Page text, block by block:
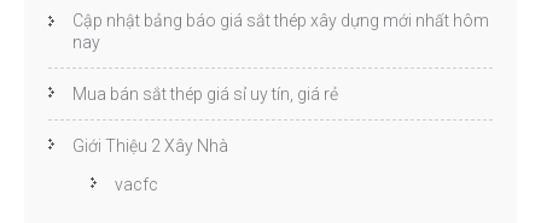
Cập nhật bảng báo giá sắt thép xây dựng mới nhất hôm
nay
Mua bán sắt thép giá sỉ uy tín, giá rẻ
Giới Thiệu 2 Xây Nhà
vacfc